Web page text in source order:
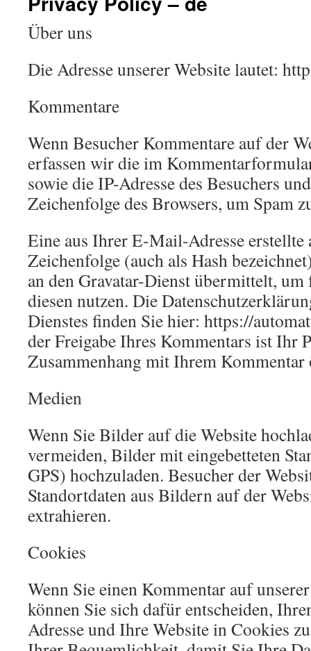
Über uns
Die Adresse unserer Website lautet:
Kommentare
Wenn Besucher Kommentare auf der
erfassen wir die im
sowie die IP-Adresse des Besuchers
Zeichenfolge des Browsers, um Spam
Eine aus Ihrer E-Mail-Adresse erstellte
Zeichenfolge (auch als Hash
an den Gravatar-Dienst übermittelt, um
diesen nutzen. Die
Dienstes finden Sie hier: https://
der Freigabe Ihres Kommentars ist Ihr
Zusammenhang mit Ihrem
Medien
Wenn Sie Bilder auf die Website
vermeiden, Bilder mit eingebetteten
GPS) hochzuladen. Besucher der
Standortdaten aus Bildern auf der
extrahieren.
Cookies
Wenn Sie einen Kommentar auf
können Sie sich dafür entscheiden,
Adresse und Ihre Website in Cookies